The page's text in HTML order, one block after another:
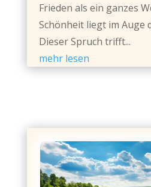
Frieden als ein ganzes
Schönheit liegt im Auge
Dieser Spruch trifft...
mehr lesen